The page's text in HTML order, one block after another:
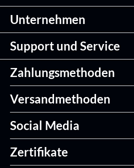
Unternehmen
Support und Service
Zahlungsmethoden
Versandmethoden
Social Media
Zertifikate